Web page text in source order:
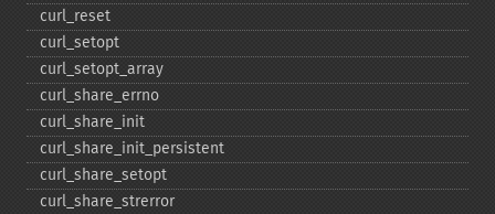
curl_​reset
curl_​setopt
curl_​setopt_​array
curl_​share_​errno
curl_​share_​init
curl_​share_​init_​persistent
curl_​share_​setopt
curl_​share_​strerror